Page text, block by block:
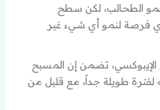
الطحالب، لكن سطح
فرصة لنمو أي شيء غير
الإيبوكسي، تضمن إن المسبح
طويلة جداً، مع قليل من